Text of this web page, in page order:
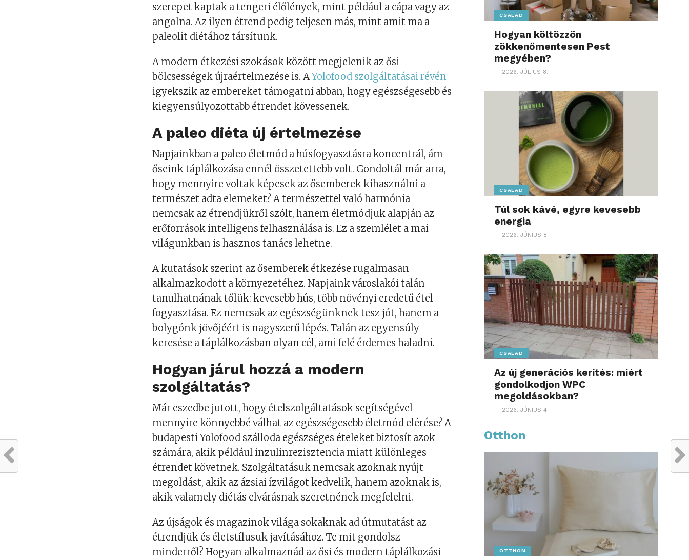
szerepet kaptak a tengeri élőlények, mint például a cápa vagy az
angolna. Az ilyen étrend pedig teljesen más, mint amit ma a
paleolit diétához társítunk.
A modern étkezési szokások között megjelenik az ősi
bölcsességek újraértelmezése is. AYolofood szolgáltatásai révén
igyekszik az embereket támogatni abban, hogy egészségesebb és
kiegyensúlyozottabb étrendet kövessenek.
A paleo diéta új értelmezése
Napjainkban a paleo életmód a húsfogyasztásra koncentrál, ám
őseink táplálkozása ennél összetettebb volt. Gondoltál már arra,
hogy mennyire voltak képesek az ősemberek kihasználni a
természet adta elemeket? A természettel való harmónia
nemcsak az étrendjükről szólt, hanem életmódjuk alapján az
erőforrások intelligens felhasználása is. Ez a szemlélet a mai
világunkban is hasznos tanács lehetne.
A kutatások szerint az ősemberek étkezése rugalmasan
alkalmazkodott a környezetéhez. Napjaink városlakói talán
tanulhatnának tőlük: kevesebb hús, több növényi eredetű étel
fogyasztása. Ez nemcsak az egészségünknek tesz jót, hanem a
bolygónk jövőjéért is nagyszerű lépés. Talán az egyensúly
keresése a táplálkozásban olyan cél, ami felé érdemes haladni.
Hogyan járul hozzá a modern
szolgáltatás?
Már eszedbe jutott, hogy ételszolgáltatások segítségével
mennyire könnyebbé válhat az egészségesebb életmód elérése? A
budapesti Yolofood szálloda egészséges ételeket biztosít azok
számára, akik például inzulinrezisztencia miatt különleges
étrendet követnek. Szolgáltatásuk nemcsak azoknak nyújt
megoldást, akik az ázsiai ízvilágot kedvelik, hanem azoknak is,
akik valamely diétás elvárásnak szeretnének megfelelni.
Az újságok és magazinok világa sokaknak ad útmutatást az
étrendjük és életstílusuk javításához. Te mit gondolsz
minderről? Hogyan alkalmaznád az ősi és modern táplálkozási
CSALÁD
Hogyan költözzön
zökkenőmentesen Pest
megyében?
2026. JÚLIUS 8.
CSALÁD
Túl sok kávé, egyre kevesebb
energia
2026. JÚNIUS 8.
CSALÁD
Az új generációs kerítés: miért
gondolkodjon WPC
megoldásokban?
2026. JÚNIUS 4.
Otthon
OTTHON